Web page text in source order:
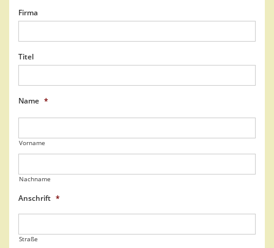
Firma
Titel
Name *
Vorname
Nachname
Anschrift *
Straße